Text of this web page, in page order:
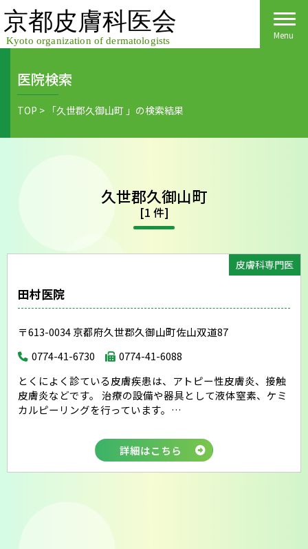
Skip
to
content
Menu
Home
医療関係者の皆様へ
ご入会方法
保険診療
会則
医院検索
TOP > 「久世郡久御山町 」の検索結果
久世郡久御山町
[1 件]
皮膚科専門医
田村医院
〒613-0034 京都府久世郡久御山町佐山双道87
0774-41-6730
0774-41-6088
とくによく診ている皮膚疾患は、アトピー性皮膚炎、接触
皮膚炎などです。 治療の設備や器具として液体窒素、ケミ
カルピーリングを行っています。…
詳細はこちら